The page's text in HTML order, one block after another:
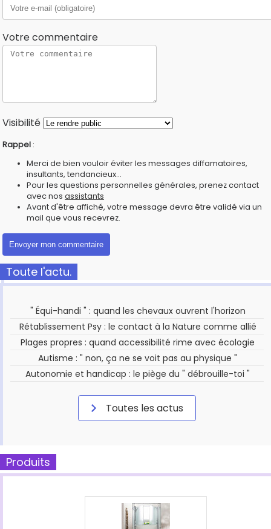
Votre commentaire
Visibilité
Rappel :
Merci de bien vouloir éviter les messages diffamatoires,
insultants, tendancieux...
Pour les questions personnelles générales, prenez contact
avec nos assistants
Avant d'être affiché, votre message devra être validé via un
mail que vous recevrez.
Toute l'actu.
" Équi-handi " : quand les chevaux ouvrent l'horizon
Rétablissement Psy : le contact à la Nature comme allié
Plages propres : quand accessibilité rime avec écologie
Autisme : " non, ça ne se voit pas au physique "
Autonomie et handicap : le piège du " débrouille-toi "
Toutes les actus
Produits